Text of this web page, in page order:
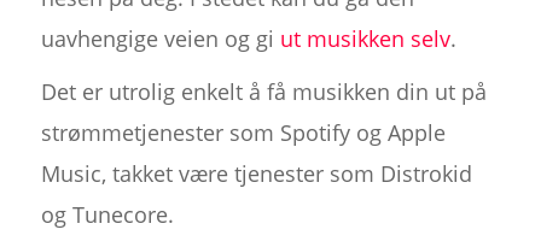
uavhengige veien og gi ut musikken selv.
Det er utrolig enkelt å få musikken din ut på
strømmetjenester som Spotify og Apple
Music, takket være tjenester som Distrokid
og Tunecore.